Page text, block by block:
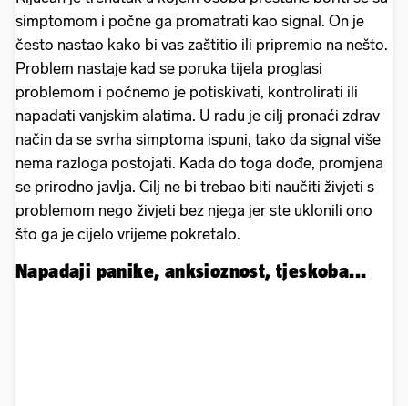
simptomom i počne ga promatrati kao signal. On je
često nastao kako bi vas zaštitio ili pripremio na nešto.
Problem nastaje kad se poruka tijela proglasi
problemom i počnemo je potiskivati, kontrolirati ili
napadati vanjskim alatima. U radu je cilj pronaći zdrav
način da se svrha simptoma ispuni, tako da signal više
nema razloga postojati. Kada do toga dođe, promjena
se prirodno javlja. Cilj ne bi trebao biti naučiti živjeti s
problemom nego živjeti bez njega jer ste uklonili ono
što ga je cijelo vrijeme pokretalo.
Napadaji panike, anksioznost, tjeskoba...